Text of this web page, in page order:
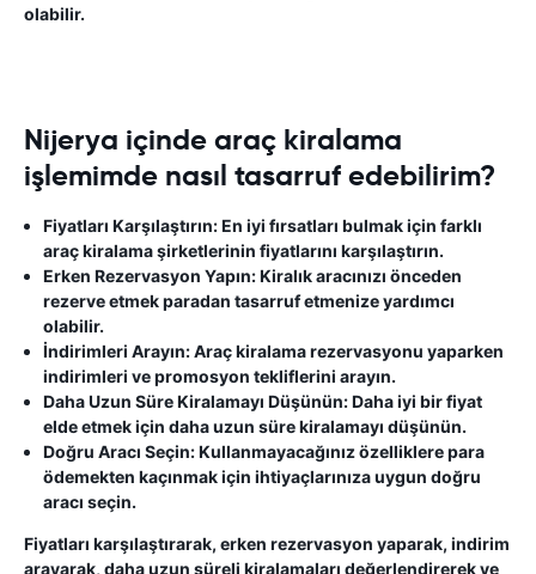
olabilir.
Nijerya içinde araç kiralama
işlemimde nasıl tasarruf edebilirim?
Fiyatları Karşılaştırın:En iyi fırsatları bulmak için farklı
araç kiralama şirketlerinin fiyatlarını karşılaştırın.
Erken Rezervasyon Yapın:Kiralık aracınızı önceden
rezerve etmek paradan tasarruf etmenize yardımcı
olabilir.
İndirimleri Arayın:Araç kiralama rezervasyonu yaparken
indirimleri ve promosyon tekliflerini arayın.
Daha Uzun Süre Kiralamayı Düşünün:Daha iyi bir fiyat
elde etmek için daha uzun süre kiralamayı düşünün.
Doğru Aracı Seçin:Kullanmayacağınız özelliklere para
ödemekten kaçınmak için ihtiyaçlarınıza uygun doğru
aracı seçin.
Fiyatları karşılaştırarak, erken rezervasyon yaparak, indirim
arayarak, daha uzun süreli kiralamaları değerlendirerek ve